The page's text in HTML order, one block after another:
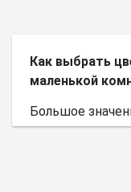
Как выбрать
маленькой
Большое
пространства